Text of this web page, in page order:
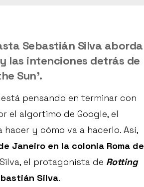
Sebastián Silva aborda
las intenciones detrás de
Sun’.
pensando en terminar con
el algortimo de Google, el
y cómo va a hacerlo. Así,
Janeiro en la colonia Roma de
el protagonista de Rotting
Silva.